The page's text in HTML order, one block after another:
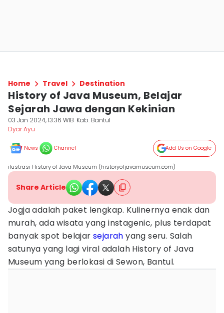
Home Travel Destination
History of Java Museum, Belajar
Sejarah Jawa dengan Kekinian
03 Jan 2024, 13:36 WIB Kab. Bantul
Dyar Ayu
News Channel Add Us on Google
ilustrasi History of Java Museum (historyofjavamuseum.com)
Share Article
Jogja adalah paket lengkap. Kulinernya enak dan
murah, ada wisata yang instagenic, plus terdapat
banyak spot belajar sejarah yang seru. Salah
satunya yang lagi viral adalah History of Java
Museum yang berlokasi di Sewon, Bantul.